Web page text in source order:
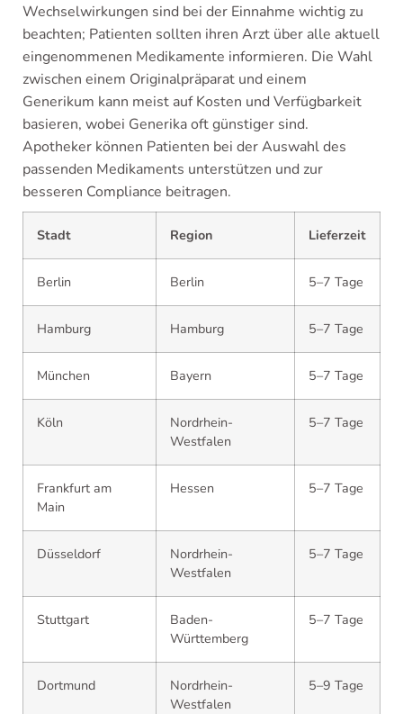
Wechselwirkungen sind bei der Einnahme wichtig zu
beachten; Patienten sollten ihren Arzt über alle aktuell
eingenommenen Medikamente informieren. Die Wahl
zwischen einem Originalpräparat und einem
Generikum kann meist auf Kosten und Verfügbarkeit
basieren, wobei Generika oft günstiger sind.
Apotheker können Patienten bei der Auswahl des
passenden Medikaments unterstützen und zur
besseren Compliance beitragen.
Stadt Region Lieferzeit
Berlin Berlin 5–7 Tage
Hamburg Hamburg 5–7 Tage
München Bayern 5–7 Tage
Köln
Nordrhein-
Westfalen
5–7 Tage
Frankfurt am
Main
Hessen 5–7 Tage
Düsseldorf
Nordrhein-
Westfalen
5–7 Tage
Stuttgart
Baden-
Württemberg
5–7 Tage
Dortmund
Nordrhein-
Westfalen
5–9 Tage